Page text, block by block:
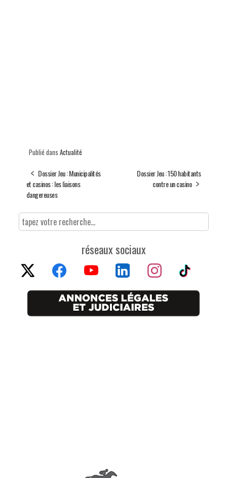
Publié dans Actualité
Dossier Jeu : Municipalités
et casinos : les liaisons
dangereuses
Dossier Jeu : 150 habitants
contre un casino
réseaux sociaux